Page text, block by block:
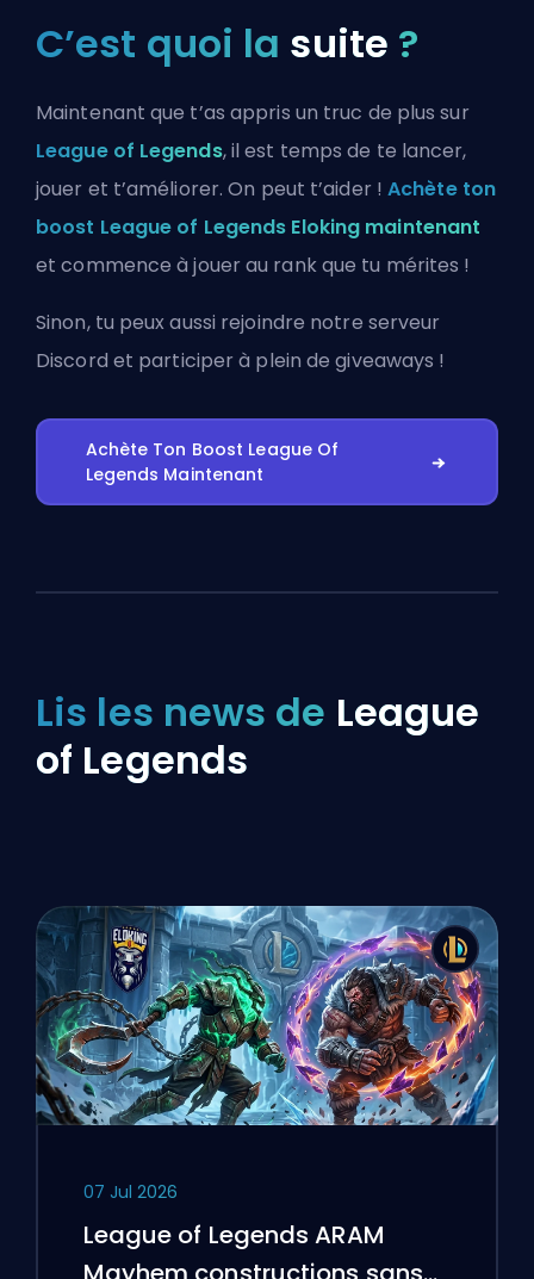
C’est quoi la suite ?
Maintenant que t’as appris un truc de plus sur
League of Legends, il est temps de te lancer,
jouer et t’améliorer. On peut t’aider !Achète ton
boost League of Legends Eloking maintenant
et commence à jouer au rank que tu mérites !
Sinon, tu peux aussi rejoindre notre serveur
Discord et participer à plein de giveaways !
Achète Ton Boost League Of
Legends Maintenant
Lis les news de League
of Legends
07 Jul 2026
League of Legends ARAM